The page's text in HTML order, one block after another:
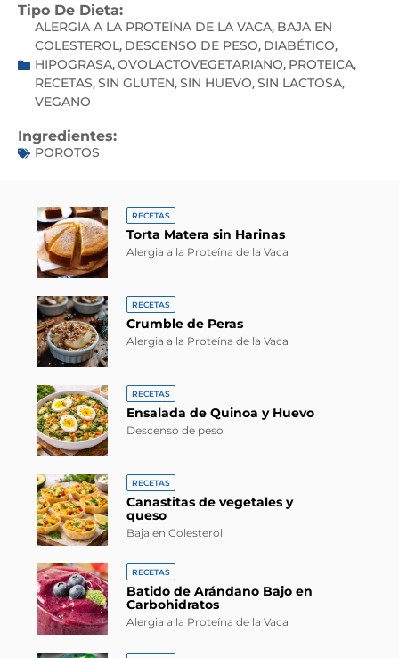
Tipo De Dieta:
ALERGIA A LA PROTEÍNA DE LA VACA, BAJA EN
COLESTEROL, DESCENSO DE PESO, DIABÉTICO,
HIPOGRASA,OVOLACTOVEGETARIANO, PROTEICA,
RECETAS,SIN GLUTEN,SIN HUEVO,SIN LACTOSA,
VEGANO
Ingredientes:
POROTOS
RECETAS
Torta Matera sin Harinas
Alergia a la Proteína de la Vaca
RECETAS
Crumble de Peras
Alergia a la Proteína de la Vaca
RECETAS
Ensalada de Quinoa y Huevo
Descenso de peso
RECETAS
Canastitas de vegetales y
queso
Baja en Colesterol
RECETAS
Batido de Arándano Bajo en
Carbohidratos
Alergia a la Proteína de la Vaca